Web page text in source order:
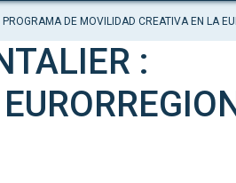
DE MOVILIDAD CREATIVA EN LA
: